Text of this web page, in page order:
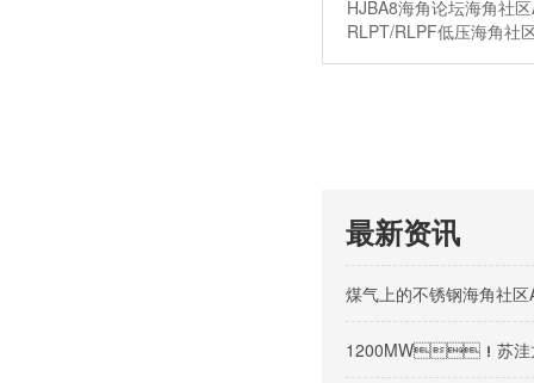
HJBA8海角论坛海角社
RLPT/RLPF低压海角社
最新资讯
煤气上的不锈钢海角社
1200MW！苏洼龙水